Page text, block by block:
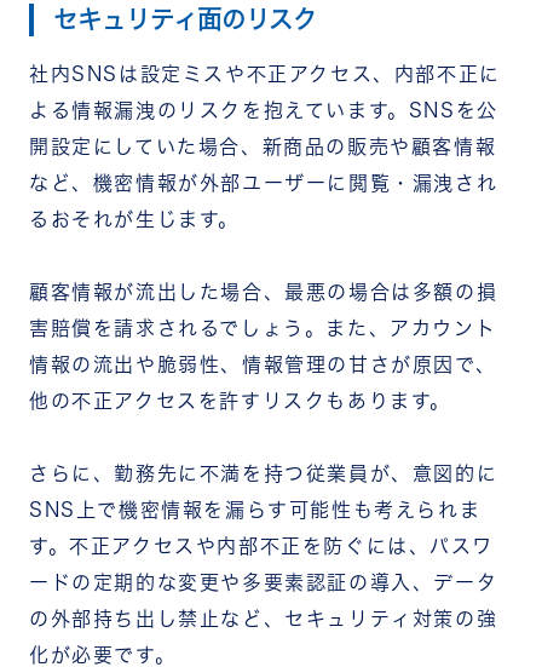
セキュリティ面のリスク
社内SNSは設定ミスや不正アクセス、内部不正に
よる情報漏洩のリスクを抱えています。SNSを公
開設定にしていた場合、新商品の販売や顧客情報
など、機密情報が外部ユーザーに閲覧・漏洩され
るおそれが生じます。
顧客情報が流出した場合、最悪の場合は多額の損
害賠償を請求されるでしょう。また、アカウント
情報の流出や脆弱性、情報管理の甘さが原因で、
他の不正アクセスを許すリスクもあります。
さらに、勤務先に不満を持つ従業員が、意図的に
SNS上で機密情報を漏らす可能性も考えられま
す。不正アクセスや内部不正を防ぐには、パスワ
ードの定期的な変更や多要素認証の導入、データ
の外部持ち出し禁止など、セキュリティ対策の強
化が必要です。